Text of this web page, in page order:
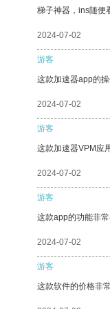
梯子神器，ins随便
2024-07-02
游客
这款加速器app的
2024-07-02
游客
这款加速器VPM应
2024-07-02
游客
这款app的功能非
2024-07-02
游客
这款软件的价格非